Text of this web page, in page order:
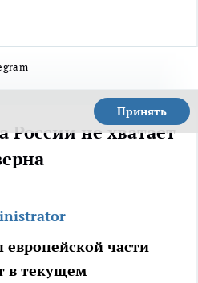
Принять
России не хватает
части
в текущем